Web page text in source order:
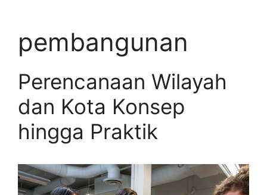
pembangunan
Perencanaan Wilayah
dan Kota Konsep
hingga Praktik